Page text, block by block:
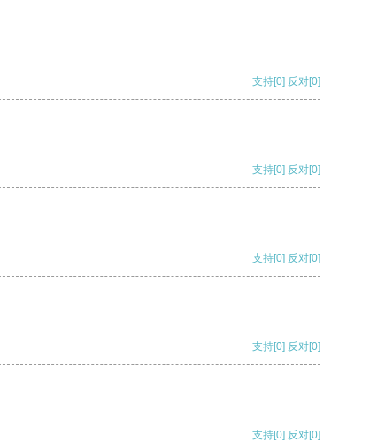
支持[0] 反对[0]
支持[0] 反对[0]
支持[0] 反对[0]
支持[0] 反对[0]
支持[0] 反对[0]